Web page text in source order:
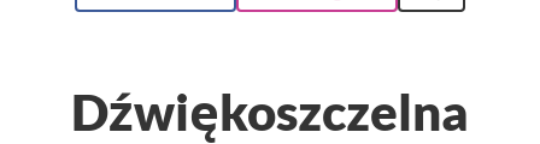
Dźwiękoszczelna